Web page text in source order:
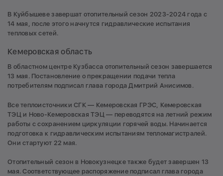
В Куйбышеве завершат отопительный сезон 2023-2024 года с
14 мая, после этого начнутся гидравлические испытания
тепловых сетей.
Кемеровская область
В областном центре Кузбасса отопительный сезон завершается
13 мая. Постановление о прекращении подачи тепла
потребителям подписал глава города Дмитрий Анисимов.
Все теплоисточники СГК — Кемеровская ГРЭС, Кемеровская
ТЭЦ и Ново-Кемеровская ТЭЦ — переводятся на летний режим
работы с сохранением циркуляции горячей воды. Начинается
подготовка к гидравлическим испытаниям тепломагистралей.
Они стартуют 22 мая.
Отопительный сезон в Новокузнецке также будет завершен 13
мая. Соответствующее распоряжение подписал глава города